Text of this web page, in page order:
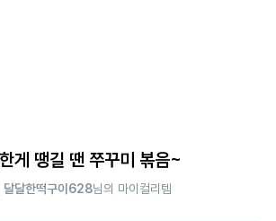
게 땡길 땐 쭈꾸미 볶음~
달달한떡구이628님의 마이컬리템